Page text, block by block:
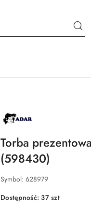
NAZWA
PRODUCENTA:
ADAR
Torba
(598430)
Symbol: 628979
Dostępność:37szt